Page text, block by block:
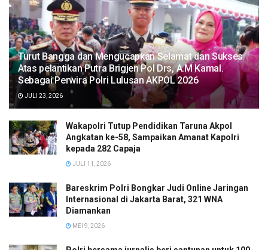
Turut Bangga dan Mengucapkan Selamat dan Sukses
Atas pelantikan Putra Brigjen Pol Drs, A.M Kamal.
Sebagai Perwira Polri Lulusan AKPOL 2026
JULI 23, 2026
Wakapolri Tutup Pendidikan Taruna Akpol
Angkatan ke-58, Sampaikan Amanat Kapolri
kepada 282 Capaja
JULI 11, 2026
Bareskrim Polri Bongkar Judi Online Jaringan
Internasional di Jakarta Barat, 321 WNA
Diamankan
MEI 9, 2026